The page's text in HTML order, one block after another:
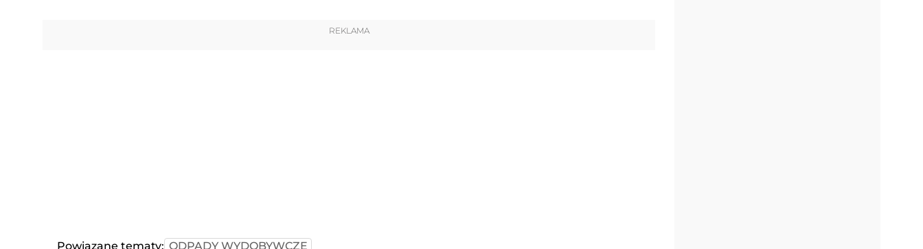
REKLAMA
Powiązane tematy: ODPADY WYDOBYWCZE